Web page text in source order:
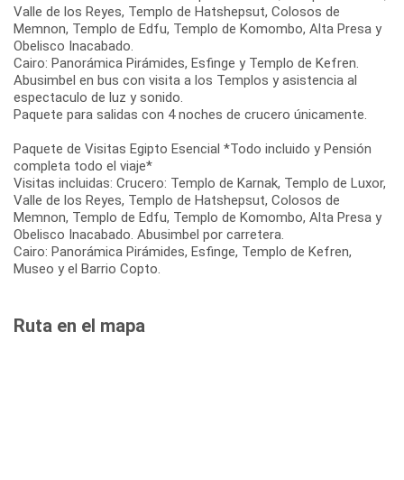
Valle de los Reyes, Templo de Hatshepsut, Colosos de
Memnon, Templo de Edfu, Templo de Komombo, Alta Presa y
Obelisco Inacabado.
Cairo: Panorámica Pirámides, Esfinge y Templo de Kefren.
Abusimbel en bus con visita a los Templos y asistencia al
espectaculo de luz y sonido.
Paquete para salidas con 4 noches de crucero únicamente.
Paquete de Visitas Egipto Esencial *Todo incluido y Pensión
completa todo el viaje*
Visitas incluidas: Crucero: Templo de Karnak, Templo de Luxor,
Valle de los Reyes, Templo de Hatshepsut, Colosos de
Memnon, Templo de Edfu, Templo de Komombo, Alta Presa y
Obelisco Inacabado. Abusimbel por carretera.
Cairo: Panorámica Pirámides, Esfinge, Templo de Kefren,
Museo y el Barrio Copto.
Ruta en el mapa